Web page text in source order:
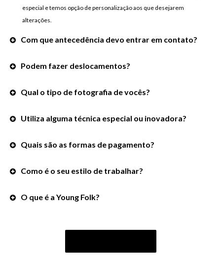
especial e temos opção de personalização aos que desejarem
alterações.
Com que antecedência devo entrar em contato?
Podem fazer deslocamentos?
Qual o tipo de fotografia de vocês?
Utiliza alguma técnica especial ou inovadora?
Quais são as formas de pagamento?
Como é o seu estilo de trabalhar?
O que é a Young Folk?